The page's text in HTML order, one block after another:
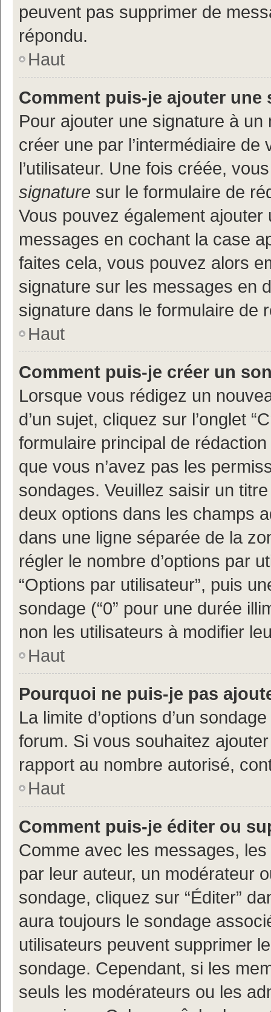
peuvent pas supprimer de
répondu.
Haut
Comment puis-je ajouter une
Pour ajouter une signature à
créer une par l’intermédiaire
l’utilisateur. Une fois créée,
signature sur le formulaire de
Vous pouvez également
messages en cochant la case
faites cela, vous pouvez alors
signature sur les messages en
signature dans le formulaire de
Haut
Comment puis-je créer un
Lorsque vous rédigez un
d’un sujet, cliquez sur l’onglet
formulaire principal de
que vous n’avez pas les
sondages. Veuillez saisir un
deux options dans les champs
dans une ligne séparée de la
régler le nombre d’options par
“Options par utilisateur”, puis
sondage (“0” pour une durée
non les utilisateurs à modifier
Haut
Pourquoi ne puis-je pas
La limite d’options d’un
forum. Si vous souhaitez
rapport au nombre autorisé,
Haut
Comment puis-je éditer ou
Comme avec les messages,
par leur auteur, un modérateur
sondage, cliquez sur “Éditer”
aura toujours le sondage
utilisateurs peuvent supprimer
sondage. Cependant, si les
seuls les modérateurs ou les